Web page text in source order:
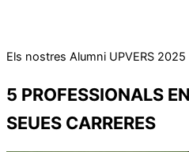
Els nostres Alumni UPVERS 2025
5 PROFESSIONALS
SEUES CARRERES